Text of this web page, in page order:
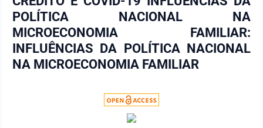
POLÍTICA NACIONAL NA
MICROECONOMIA FAMILIAR:
INFLUÊNCIAS DA POLÍTICA NACIONAL
NA MICROECONOMIA FAMILIAR